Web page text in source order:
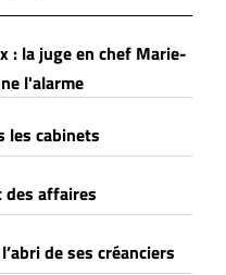
: la juge en chef Marie-
l'alarme
les cabinets
des affaires
de ses créanciers